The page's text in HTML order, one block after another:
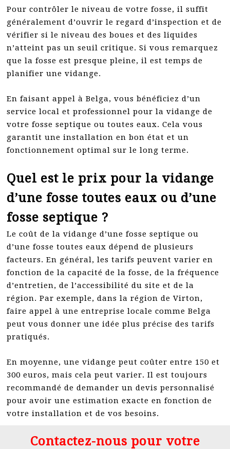
Pour contrôler le niveau de votre fosse, il suffit
généralement d’ouvrir le regard d’inspection et de
vérifier si le niveau des boues et des liquides
n’atteint pas un seuil critique. Si vous remarquez
que la fosse est presque pleine, il est temps de
planifier une vidange.
En faisant appel à Belga, vous bénéficiez d’un
service local et professionnel pour la vidange de
votre fosse septique ou toutes eaux. Cela vous
garantit une installation en bon état et un
fonctionnement optimal sur le long terme.
Quel est le prix pour la vidange
d’une fosse toutes eaux ou d’une
fosse septique ?
Le coût de la vidange d’une fosse septique ou
d’une fosse toutes eaux dépend de plusieurs
facteurs. En général, les tarifs peuvent varier en
fonction de la capacité de la fosse, de la fréquence
d’entretien, de l’accessibilité du site et de la
région. Par exemple, dans la région de Virton,
faire appel à une entreprise locale comme Belga
peut vous donner une idée plus précise des tarifs
pratiqués.
En moyenne, une vidange peut coûter entre 150 et
300 euros, mais cela peut varier. Il est toujours
recommandé de demander un devis personnalisé
pour avoir une estimation exacte en fonction de
votre installation et de vos besoins.
Contactez-nous pour votre